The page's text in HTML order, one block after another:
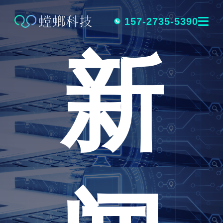
跳
内
容
157-2735-5390
新